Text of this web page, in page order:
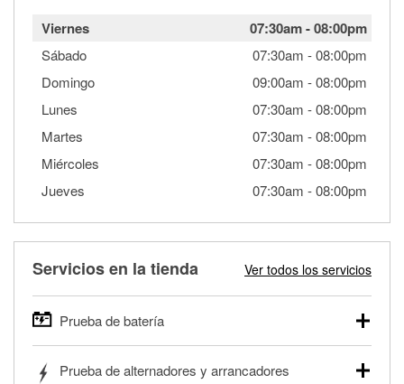
Viernes 07:30am-08:00pm
Sábado 07:30am -08:00pm
Domingo
09:00am -08:00pm
Lunes
07:30am -08:00pm
Martes
07:30am -08:00pm
Miércoles
07:30am -08:00pm
Jueves
07:30am -08:00pm
Servicios en la tienda Ver todos los servicios
Prueba de batería
autos, camionetas, SUVs, vehículos comerciales y
Prueba de alternadores y arrancadores